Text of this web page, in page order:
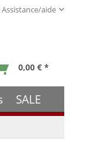
Assistance/aide
0,00 € *
SALE